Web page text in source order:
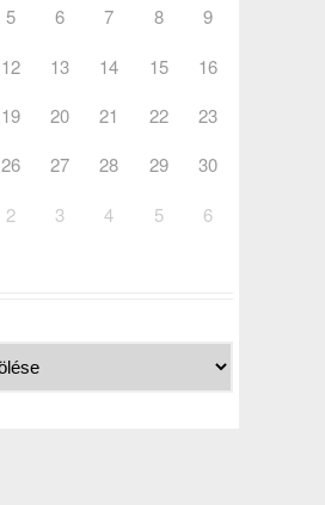
5 6 7 8
9
12 13 14 15
16
19 20 21 22
23
26 27 28 29
30
2 3 4 5 6